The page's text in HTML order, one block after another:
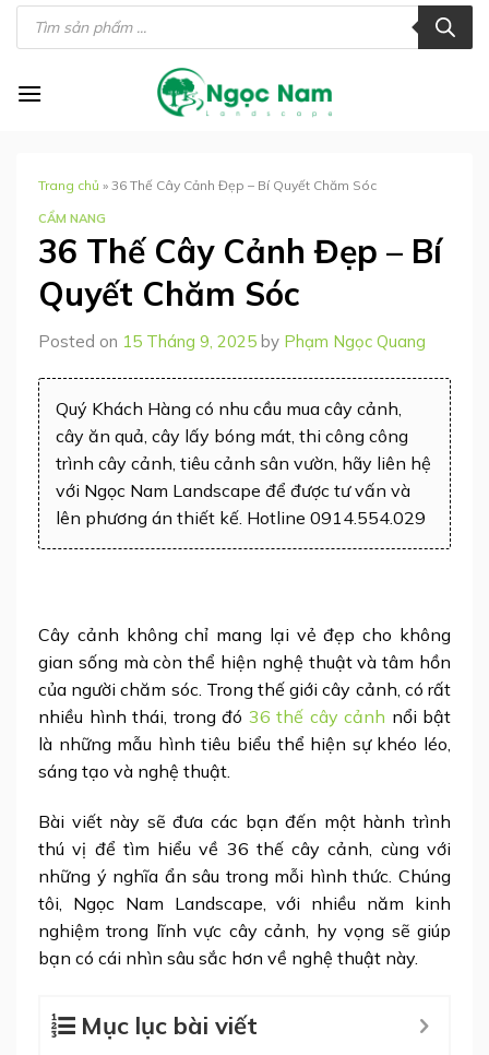
Skip
Tìm
kiếm
phẩm
Trang chủ » 36 Thế Cây Cảnh Đẹp – Bí Quyết Chăm Sóc
CẨM NANG
36 Thế Cây Cảnh Đẹp – Bí
Quyết Chăm Sóc
Posted on 15 Tháng 9, 2025 by Phạm Ngọc Quang
Quý Khách Hàng có nhu cầu mua cây cảnh,
cây ăn quả, cây lấy bóng mát, thi công công
trình cây cảnh, tiêu cảnh sân vườn, hãy liên hệ
với Ngọc Nam Landscape để được tư vấn và
lên phương án thiết kế. Hotline 0914.554.029
Cây cảnh không chỉ mang lại vẻ đẹp cho không
gian sống mà còn thể hiện nghệ thuật và tâm hồn
của người chăm sóc. Trong thế giới cây cảnh, có rất
nhiều hình thái, trong đó 36 thế cây cảnh nổi bật
là những mẫu hình tiêu biểu thể hiện sự khéo léo,
sáng tạo và nghệ thuật.
Bài viết này sẽ đưa các bạn đến một hành trình
thú vị để tìm hiểu về 36 thế cây cảnh, cùng với
những ý nghĩa ẩn sâu trong mỗi hình thức. Chúng
tôi, Ngọc Nam Landscape, với nhiều năm kinh
nghiệm trong lĩnh vực cây cảnh, hy vọng sẽ giúp
bạn có cái nhìn sâu sắc hơn về nghệ thuật này.
Mục lục bài viết